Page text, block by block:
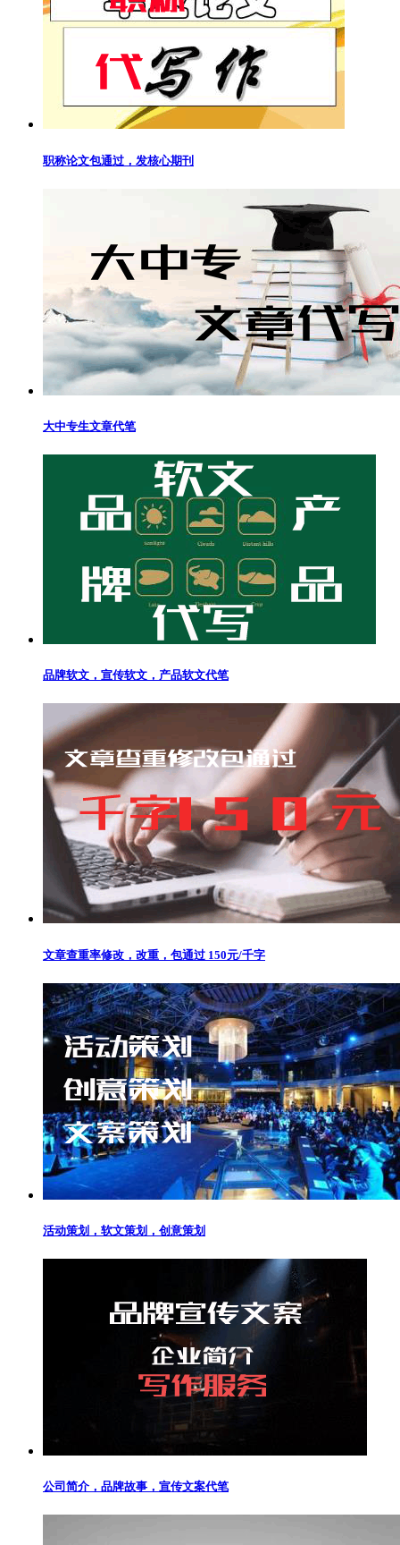
职称论文包通过，发核心期刊
大中专生文章代笔
品牌软文，宣传软文，产品软文代笔
文章查重率修改，改重，包通过 150元/千字
活动策划，软文策划，创意策划
公司简介，品牌故事，宣传文案代笔